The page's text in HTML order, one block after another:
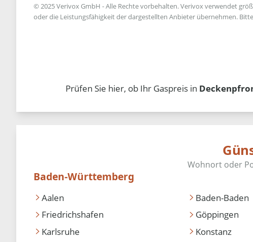
© 2025 Verivox GmbH - Alle Rechte vorbehalten. Verivox verwendet
oder die Leistungsfähigkeit der dargestellten Anbieter übernehmen.
Prüfen Sie hier, ob Ihr Gaspreis in
Baden-Württemberg
Aalen Baden-Baden
Friedrichshafen
Göppingen
Karlsruhe
Konstanz